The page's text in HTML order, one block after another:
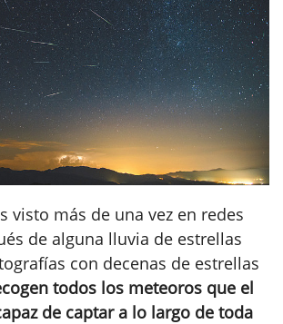
visto más de una vez en redes
de alguna lluvia de estrellas
con decenas de estrellas
todos los meteoros que el
de captar a lo largo de toda